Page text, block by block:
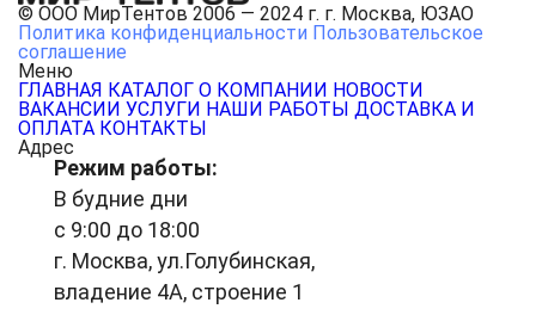
© ООО МирТентов 2006 — 2024 г. г. Москва, ЮЗАО
Политика конфиденциальности Пользовательское
соглашение
Меню
ГЛАВНАЯ КАТАЛОГ О КОМПАНИИ НОВОСТИ
ВАКАНСИИ УСЛУГИ НАШИ РАБОТЫ ДОСТАВКА И
ОПЛАТА КОНТАКТЫ
Адрес
Режим работы:
В будние дни
с 9:00 до 18:00
г. Москва, ул.Голубинская,
владение 4А, строение 1